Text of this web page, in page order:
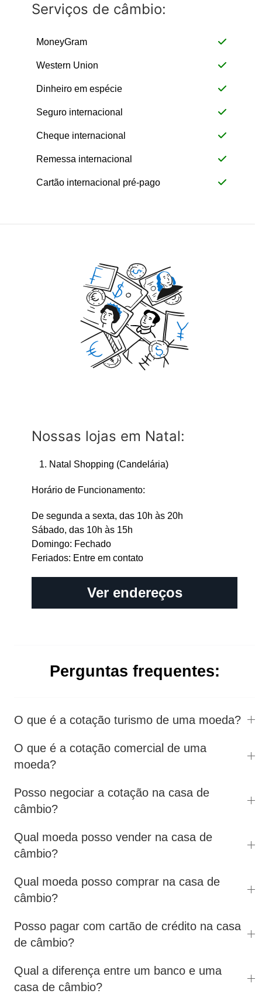
Serviços de câmbio:
MoneyGram
Western Union
Dinheiro em espécie
Seguro internacional
Cheque internacional
Remessa internacional
Cartão internacional pré-pago
Nossas lojas em Natal:
Natal Shopping (Candelária)
Horário de Funcionamento:
De segunda a sexta, das 10h às 20h
Sábado, das 10h às 15h
Domingo: Fechado
Feriados: Entre em contato
Ver endereços
Perguntas frequentes:
O que é a cotação turismo de uma moeda?
O que é a cotação comercial de uma
moeda?
Posso negociar a cotação na casa de
câmbio?
Qual moeda posso vender na casa de
câmbio?
Qual moeda posso comprar na casa de
câmbio?
Posso pagar com cartão de crédito na casa
de câmbio?
Qual a diferença entre um banco e uma
casa de câmbio?